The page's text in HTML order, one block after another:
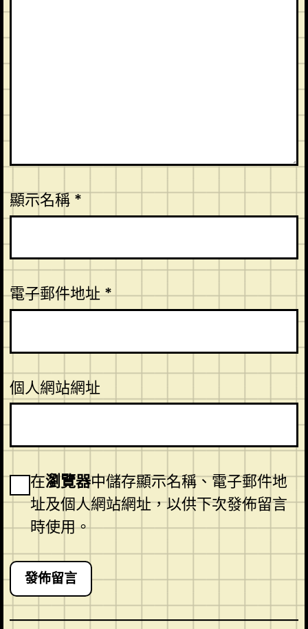
顯示名稱*
電子郵件地址*
個人網站網址
在瀏覽器中儲存顯示名稱、電子郵件地
址及個人網站網址，以供下次發佈留言
時使用。